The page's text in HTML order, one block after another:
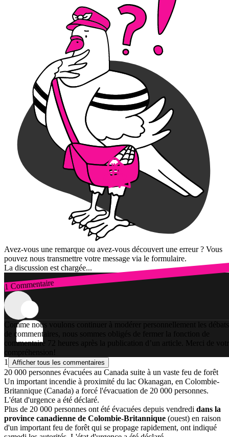
Avez-vous une remarque ou avez-vous découvert une erreur ? Vous
pouvez nous transmettre votre message via le formulaire.
La discussion est chargée...
1 Commentaire
Connexion
Comme nous voulons continuer à modérer personnellement les débats
de commentaires, nous sommes obligés de fermer la fonction de
commentaire 72 heures après la publication d’un article. Merci de
compréhension!
1
Afficher tous les commentaires
20 000 personnes évacuées au Canada suite à un vaste feu de forêt
Un important incendie à proximité du lac Okanagan, en Colombie-
Britannique (Canada) a forcé l'évacuation de 20 000 personnes.
L'état d'urgence a été déclaré.
Plus de 20 000 personnes ont été évacuées depuis vendredi dans la
province canadienne de Colombie-Britannique (ouest) en raison
d'un important feu de forêt qui se propage rapidement, ont indiqué